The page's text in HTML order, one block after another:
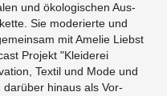
und öko­lo­gi­schen Aus­
Sie mo­de­rier­te und
mit Ame­lie Liebst
Pro­jekt "Klei­de­rei
Tex­til und Mode und
dar­über hin­aus als Vor­